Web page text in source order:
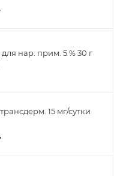
нар. прим. 5 % 30 г
15 мг/сутки